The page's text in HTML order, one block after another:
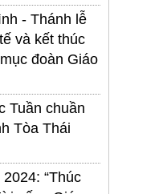
- Thánh lễ
và kết thúc
đoàn Giáo
Tuần chuần
Tòa Thái
“Thúc